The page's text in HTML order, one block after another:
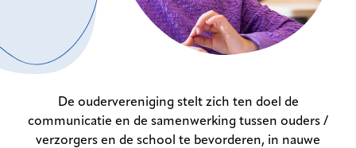
De oudervereniging stelt zich ten doel de
communicatie en de samenwerking tussen ouders /
verzorgers en de school te bevorderen, in nauwe